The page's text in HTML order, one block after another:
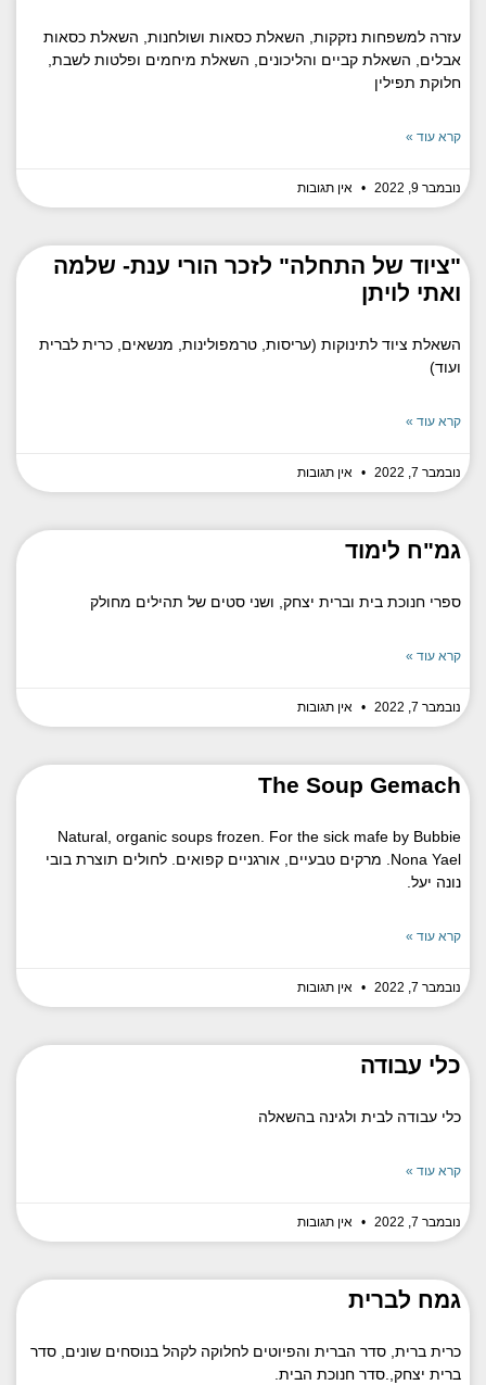
עזרה למשפחות נזקקות, השאלת כסאות ושולחנות, השאלת כסאות
אבלים, השאלת קביים והליכונים, השאלת מיחמים ופלטות לשבת,
חלוקת תפילין
קרא עוד »
נובמבר 9, 2022 אין תגובות
"ציוד של התחלה" לזכר הורי ענת- שלמה
ואתי לויתן
השאלת ציוד לתינוקות (עריסות, טרמפולינות, מנשאים, כרית לברית
ועוד)
קרא עוד »
נובמבר 7, 2022 אין תגובות
גמ"ח לימוד
ספרי חנוכת בית וברית יצחק, ושני סטים של תהילים מחולק
קרא עוד »
נובמבר 7, 2022 אין תגובות
The Soup Gemach
Natural, organic soups frozen. For the sick mafe by Bubbie
Nona Yael. מרקים טבעיים, אורגניים קפואים. לחולים תוצרת בובי
נונה יעל.
קרא עוד »
נובמבר 7, 2022 אין תגובות
כלי עבודה
כלי עבודה לבית ולגינה בהשאלה
קרא עוד »
נובמבר 7, 2022 אין תגובות
גמח לברית
כרית ברית, סדר הברית והפיוטים לחלוקה לקהל בנוסחים שונים, סדר
ברית יצחק,.סדר חנוכת הבית.